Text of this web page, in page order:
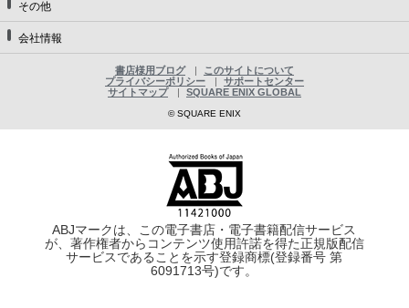
その他
会社情報
書店様用ブログ
このサイトについて
プライバシーポリシー
サポートセンター
サイトマップ
SQUARE ENIX GLOBAL
© SQUARE ENIX
ABJマークは、この電子書店・電子書籍配信サービス
が、著作権者からコンテンツ使用許諾を得た正規版配信
サービスであることを示す登録商標(登録番号 第
6091713号)です。